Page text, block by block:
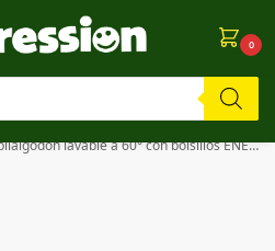
0
Si algo falla, ¡Perdón!⚠️
lavable a 60° con bolsillos ENERGY POLO